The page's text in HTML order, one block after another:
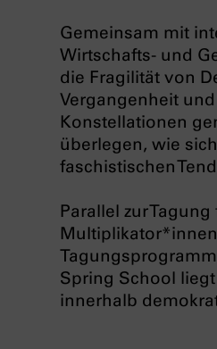
Gemeinsam mit
Wirtschafts- und
die Fragilität von
Vergangenheit
Konstellationen
überlegen, wie
faschistischen
Parallel zur
Spring School
innerhalb